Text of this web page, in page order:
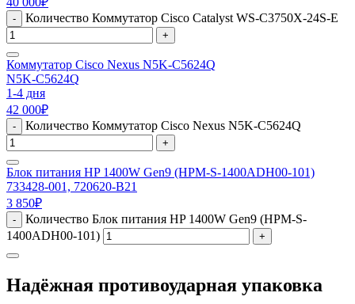
- Количество Коммутатор Cisco Catalyst WS-C3750X-24S-E
+
Коммутатор Cisco Nexus N5K-C5624Q
N5K-C5624Q
1-4 дня
42 000₽
- Количество Коммутатор Cisco Nexus N5K-C5624Q
+
Блок питания HP 1400W Gen9 (HPM-S-1400ADH00-101)
733428-001, 720620-B21
3 850₽
-
Количество Блок питания HP 1400W Gen9 (HPM-S-
1400ADH00-101)
+
Надёжная противоударная упаковка